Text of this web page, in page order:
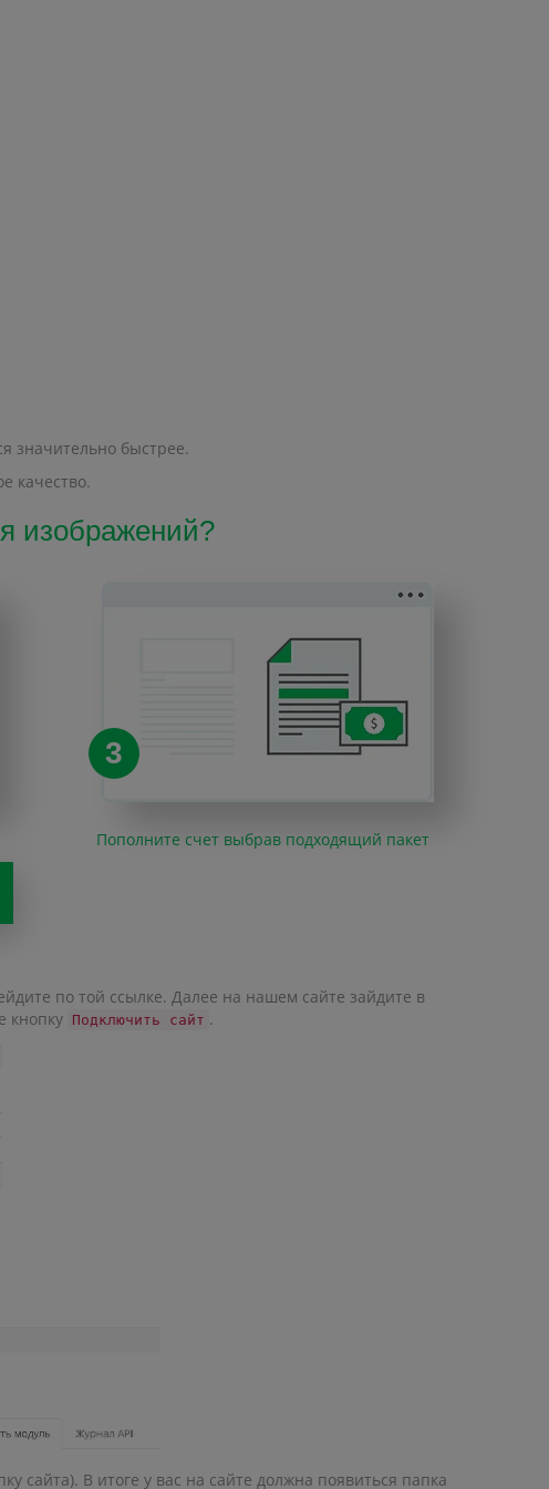
значительно быстрее.
качество.
изображений?
3
Пополните счет выбрав подходящий пакет
по той ссылке. Далее на нашем сайте зайдите в
кнопку Подключить сайт .
сайта). В итоге у вас на сайте должна появиться папка